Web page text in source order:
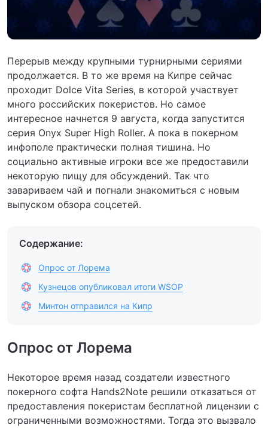
Перерыв между крупными турнирными сериями
продолжается. В то же время на Кипре сейчас
проходит Dolce Vita Series, в которой участвует
много российских покеристов. Но самое
интересное начнется 9 августа, когда запустится
серия Onyx Super High Roller. А пока в покерном
инфополе практически полная тишина. Но
социально активные игроки все же предоставили
некоторую пищу для обсуждений. Так что
завариваем чай и погнали знакомиться с новым
выпуском обзора соцсетей.
Содержание:
Опрос от Лорема
Кузнецов опубликовал итоги WSOP
Минтон отправился на Кипр
Опрос от Лорема
Некоторое время назад создатели известного
покерного софта Hands2Note решили отказаться от
предоставления покеристам бесплатной лицензии с
ограниченными возможностями. Тогда это вызвало